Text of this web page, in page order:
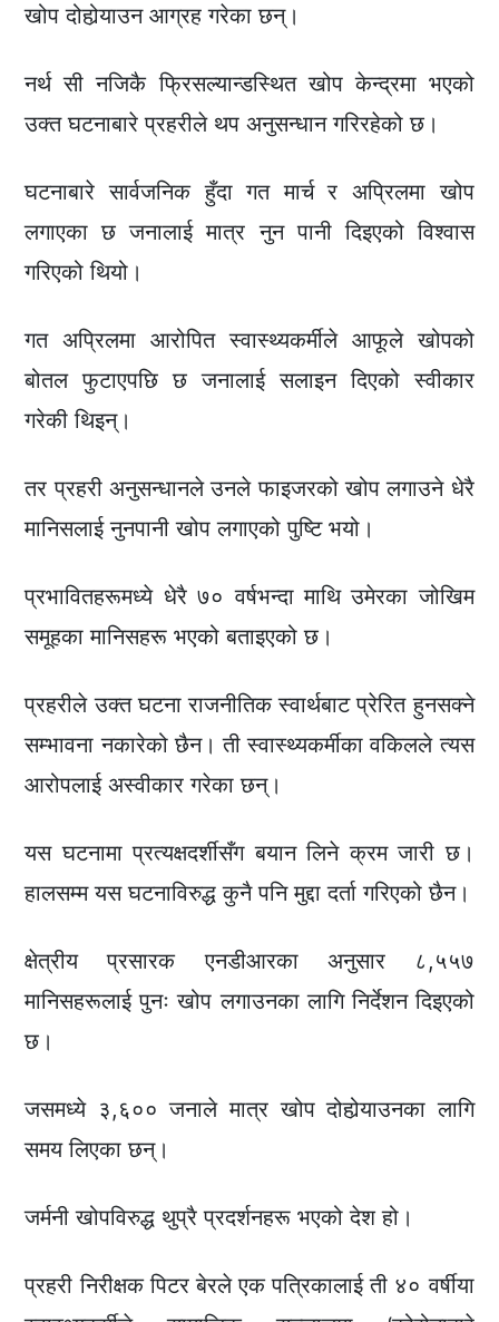
खोप दोहोर्‍याउन आग्रह गरेका छन्।
नर्थ सी नजिकै फ्रिसल्यान्डस्थित खोप केन्द्रमा भएको
उक्त घटनाबारे प्रहरीले थप अनुसन्धान गरिरहेको छ।
घटनाबारे सार्वजनिक हुँदा गत मार्च र अप्रिलमा खोप
लगाएका छ जनालाई मात्र नुन पानी दिइएको विश्वास
गरिएको थियो।
गत अप्रिलमा आरोपित स्वास्थ्यकर्मीले आफूले खोपको
बोतल फुटाएपछि छ जनालाई सलाइन दिएको स्वीकार
गरेकी थिइन्।
तर प्रहरी अनुसन्धानले उनले फाइजरको खोप लगाउने धेरै
मानिसलाई नुनपानी खोप लगाएको पुष्टि भयो।
प्रभावितहरूमध्ये धेरै ७० वर्षभन्दा माथि उमेरका जोखिम
समूहका मानिसहरू भएको बताइएको छ।
प्रहरीले उक्त घटना राजनीतिक स्वार्थबाट प्रेरित हुनसक्ने
सम्भावना नकारेको छैन। ती स्वास्थ्यकर्मीका वकिलले त्यस
आरोपलाई अस्वीकार गरेका छन्।
यस घटनामा प्रत्यक्षदर्शीसँग बयान लिने क्रम जारी छ।
हालसम्म यस घटनाविरुद्ध कुनै पनि मुद्दा दर्ता गरिएको छैन।
क्षेत्रीय प्रसारक एनडीआरका अनुसार ८,५५७
मानिसहरूलाई पुनः खोप लगाउनका लागि निर्देशन दिइएको
छ।
जसमध्ये ३,६०० जनाले मात्र खोप दोहोर्‍याउनका लागि
समय लिएका छन्।
जर्मनी खोपविरुद्ध थुप्रै प्रदर्शनहरू भएको देश हो।
प्रहरी निरीक्षक पिटर बेरले एक पत्रिकालाई ती ४० वर्षीया